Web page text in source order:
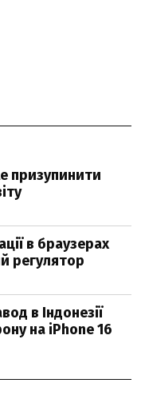
призупинити
в браузерах
регулятор
в Індонезії
на iPhone 16